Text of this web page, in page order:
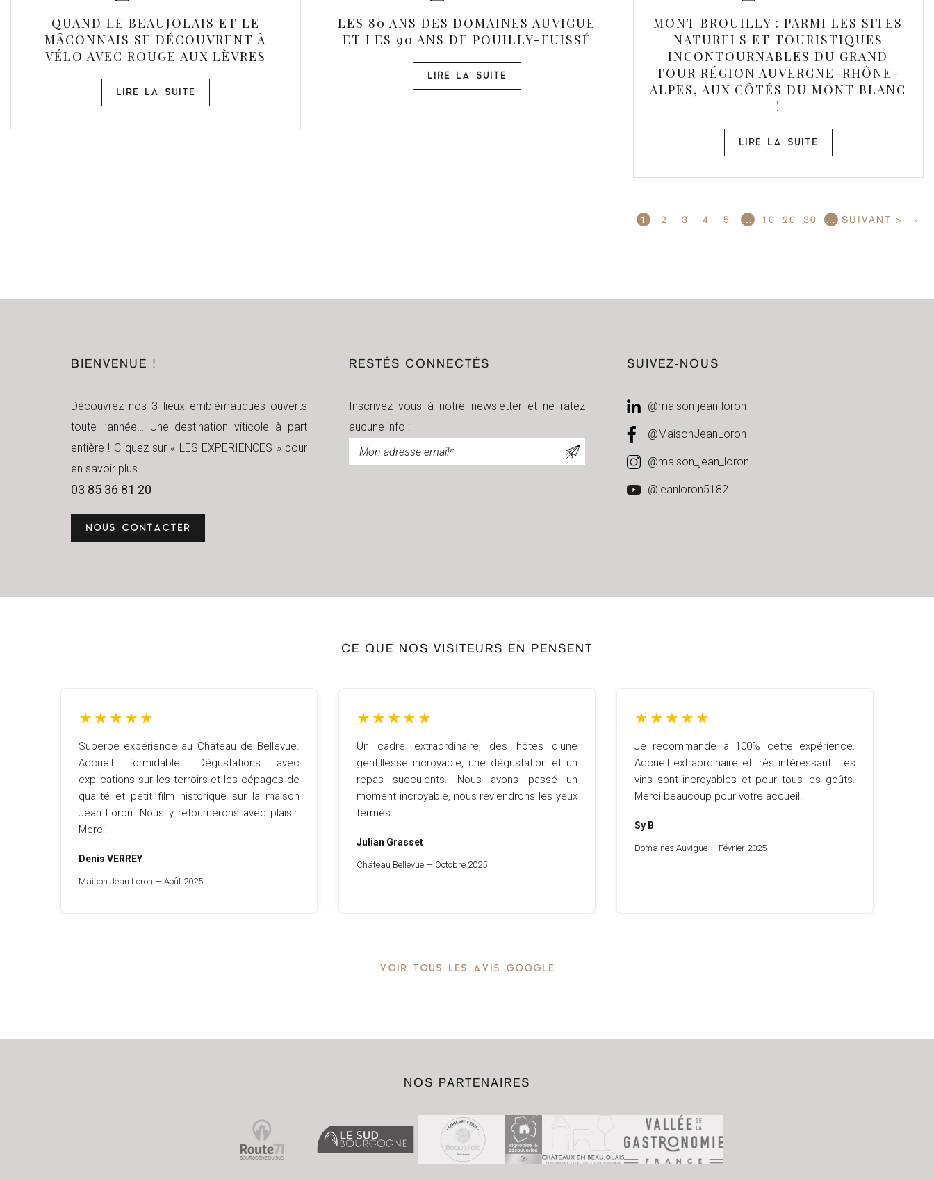
QUAND LE BEAUJOLAIS ET LE
MÂCONNAIS SE DÉCOUVRENT À
VÉLO AVEC ROUGE AUX LÈVRES
LIRE LA SUITE
LES 80 ANS DES DOMAINES AUVIGUE
ET LES 90 ANS DE POUILLY-FUISSÉ
LIRE LA SUITE
MONT BROUILLY : PARMI LES SITES
NATURELS ET TOURISTIQUES
INCONTOURNABLES DU GRAND
TOUR RÉGION AUVERGNE-RHÔNE-
ALPES, AUX CÔTÉS DU MONT BLANC
!
LIRE LA SUITE
1 2 3 4 5 … 10 20 30 … SUIVANT > »
BIENVENUE !
Découvrez nos 3 lieux emblématiques ouverts
toute l’année… Une destination viticole à part
entière ! Cliquez sur « LES EXPERIENCES » pour
en savoir plus
03 85 36 81 20
NOUS CONTACTER
RESTÉS CONNECTÉS
Inscrivez vous à notre newsletter et ne ratez
aucune info :
SUIVEZ-NOUS
@maison-jean-loron
@MaisonJeanLoron
@maison_jean_loron
@jeanloron5182
CE QUE NOS VISITEURS EN PENSENT
★ ★ ★ ★ ★
Superbe expérience au Château de Bellevue.
Accueil formidable. Dégustations avec
explications sur les terroirs et les cépages de
qualité et petit film historique sur la maison
Jean Loron. Nous y retournerons avec plaisir.
Merci.
Denis VERREY
Maison Jean Loron — Août 2025
★ ★ ★ ★ ★
Un cadre extraordinaire, des hôtes d'une
gentillesse incroyable, une dégustation et un
repas succulents. Nous avons passé un
moment incroyable, nous reviendrons les yeux
fermés.
Julian Grasset
Château Bellevue — Octobre 2025
★ ★ ★ ★ ★
Je recommande à 100% cette expérience.
Accueil extraordinaire et très intéressant. Les
vins sont incroyables et pour tous les goûts.
Merci beaucoup pour votre accueil.
Sy B
Domaines Auvigue — Février 2025
VOIR TOUS LES AVIS GOOGLE
NOS PARTENAIRES